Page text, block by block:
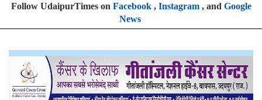
Follow UdaipurTimes on Facebook, Instagram, and Google
News